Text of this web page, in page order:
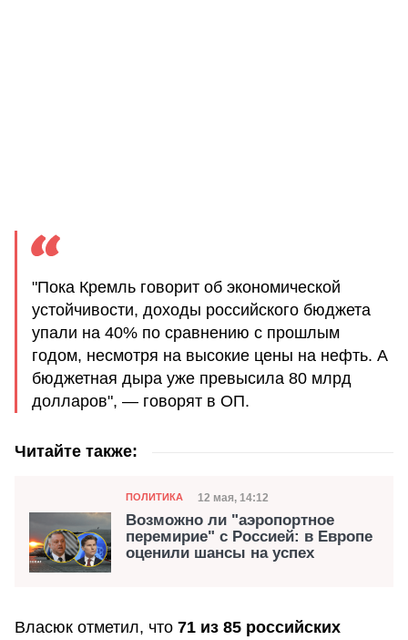
"Пока Кремль говорит об экономической
устойчивости, доходы российского бюджета
упали на 40% по сравнению с прошлым
годом, несмотря на высокие цены на нефть. А
бюджетная дыра уже превысила 80 млрд
долларов", — говорят в ОП.
Читайте также:
Категория
ПОЛИТИКА Дата публикации
12 мая, 14:12
Возможно ли "аэропортное
перемирие" с Россией: в Европе
оценили шансы на успех
Власюк отметил, что 71 из 85 российских